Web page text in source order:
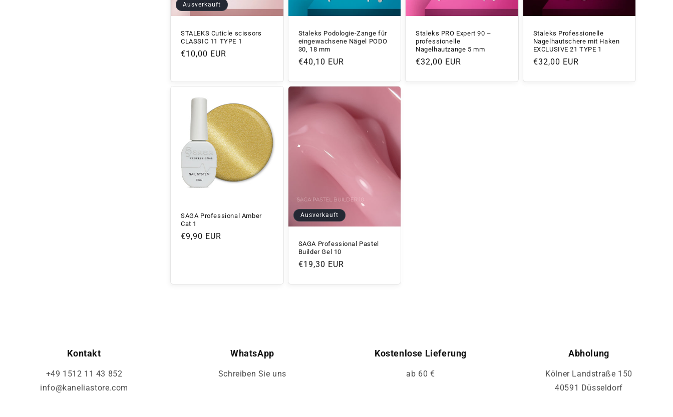
Ausverkauft
STALEKS Cuticle scissors
CLASSIC 11 TYPE 1
Normaler
€10,00 EUR
Staleks Podologie-Zange für
eingewachsene Nägel PODO
30, 18 mm
Normaler
€40,10 EUR
Staleks PRO Expert 90 –
professionelle
Nagelhautzange 5 mm
Normaler
€32,00 EUR
Staleks Professionelle
Nagelhautschere mit Haken
EXCLUSIVE 21 TYPE 1
Normaler
€32,00 EUR
SAGA Professional Amber
Cat 1
Normaler
€9,90 EUR
Ausverkauft
SAGA Professional Pastel
Builder Gel 10
Normaler
€19,30 EUR
Kontakt
+49 1512 11 43 852
info@kaneliastore.com
WhatsApp
Schreiben Sie uns
Kostenlose Lieferung
ab 60 €
Abholung
Kölner Landstraße 150
40591 Düsseldorf